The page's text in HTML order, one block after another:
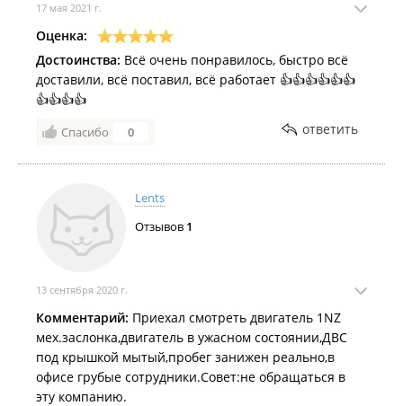
17 мая 2021 г.
Оценка:
Достоинства: Всё очень понравилось, быстро всё
доставили, всё поставил, всё работает 👍👍👍👍👍👍
👍👍👍👍
Спасибо 0 ответить
Lents
Отзывов 1
13 сентября 2020 г.
Комментарий: Приехал смотреть двигатель 1NZ
мех.заслонка,двигатель в ужасном состоянии,ДВС
под крышкой мытый,пробег занижен реально,в
офисе грубые сотрудники.Совет:не обращаться в
эту компанию.